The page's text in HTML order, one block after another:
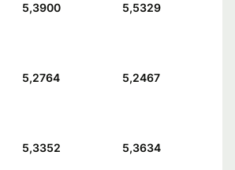
5,3900 5,5329
5,2764 5,2467
5,3352 5,3634